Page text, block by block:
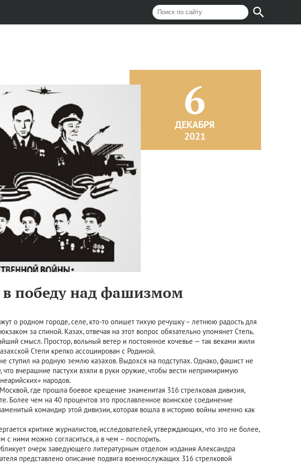
6
ДЕКАБРЯ
2021
в победу над фашизмом
о родном городе, селе, кто-то опишет тихую речушку – летнюю радость для
за спиной. Казах, отвечая на этот вопрос обязательно упомянет Степь.
смысл. Простор, вольный ветер и постоянное кочевье — так веками жили
Степи крепко ассоциирован с Родиной.
ступил на родную землю казахов. Выдохся на подступах. Однако, фашист не
вчерашние пастухи взяли в руки оружие, чтобы вести непримиримую
народов.
где прошла боевое крещение знаменитая 316 стрелковая дивизия,
Более чем на 40 процентов это прославленное воинское соединение
командир этой дивизии, которая вошла в историю войны именно как
критике журналистов, исследователей, утверждающих, что это не более,
с ними можно согласиться, а в чем – поспорить.
очерк заведующего литературным отделом издания Александра
представлено описание подвига военнослужащих 316 стрелковой